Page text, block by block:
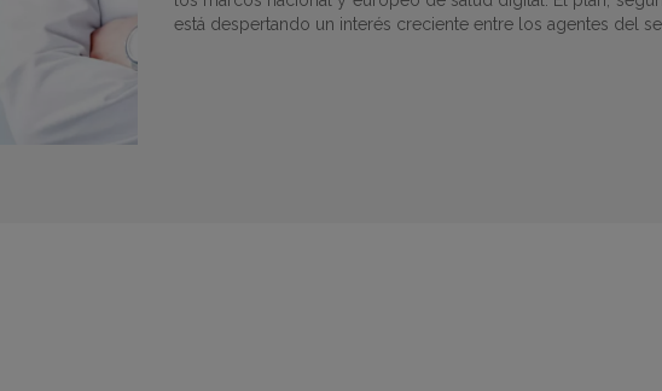
está despertando un interés creciente entre los agentes del